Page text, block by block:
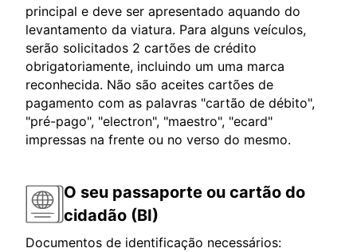
principal e deve ser apresentado aquando do
levantamento da viatura. Para alguns veículos,
serão solicitados 2 cartões de crédito
obrigatoriamente, incluindo um uma marca
reconhecida. Não são aceites cartões de
pagamento com as palavras "cartão de débito",
"pré-pago", "electron", "maestro", "ecard"
impressas na frente ou no verso do mesmo.
O seu passaporte ou cartão do
cidadão (BI)
Documentos de identificação necessários: